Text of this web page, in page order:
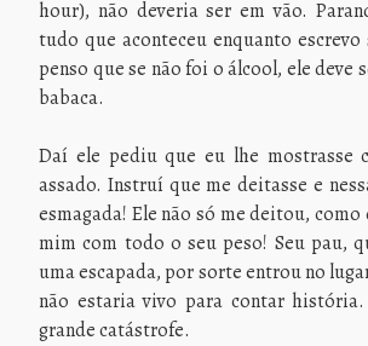
hour), não deveria ser em vão.
tudo que aconteceu enquanto
penso que se não foi o álcool, ele deve
babaca.
Daí ele pediu que eu lhe mostrasse
assado. Instruí que me deitasse e
esmagada! Ele não só me deitou,
mim com todo o seu peso! Seu pau,
uma escapada, por sorte entrou no
não estaria vivo para contar
grande catástrofe.